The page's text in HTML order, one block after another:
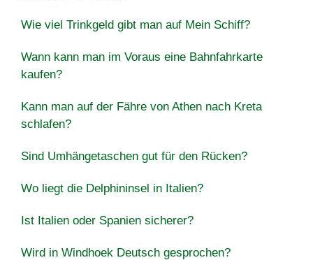
Wie viel Trinkgeld gibt man auf Mein Schiff?
Wann kann man im Voraus eine Bahnfahrkarte
kaufen?
Kann man auf der Fähre von Athen nach Kreta
schlafen?
Sind Umhängetaschen gut für den Rücken?
Wo liegt die Delphininsel in Italien?
Ist Italien oder Spanien sicherer?
Wird in Windhoek Deutsch gesprochen?